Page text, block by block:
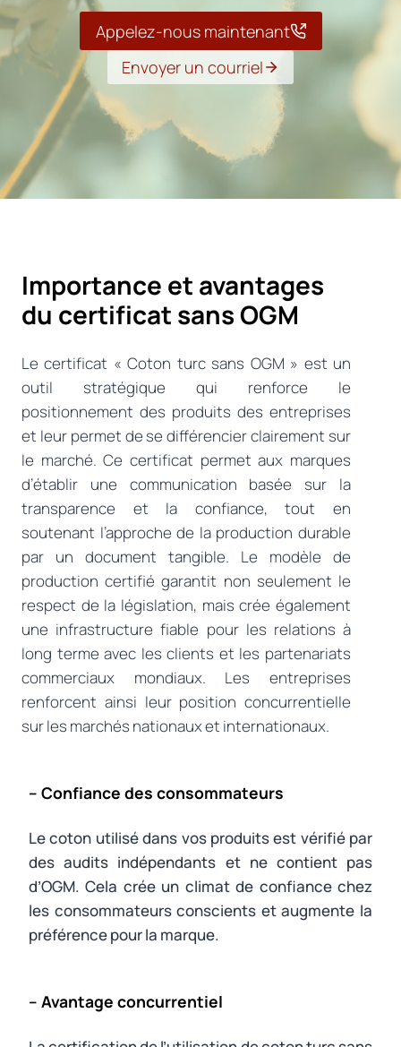
Appelez-nous maintenant
Envoyer un courriel
Importance et avantages
du certificat sans OGM
Le certificat « Coton turc sans OGM » est un
outil stratégique qui renforce le
positionnement des produits des entreprises
et leur permet de se différencier clairement sur
le marché. Ce certificat permet aux marques
d’établir une communication basée sur la
transparence et la confiance, tout en
soutenant l’approche de la production durable
par un document tangible. Le modèle de
production certifié garantit non seulement le
respect de la législation, mais crée également
une infrastructure fiable pour les relations à
long terme avec les clients et les partenariats
commerciaux mondiaux. Les entreprises
renforcent ainsi leur position concurrentielle
sur les marchés nationaux et internationaux.
– Confiance des consommateurs
Le coton utilisé dans vos produits est vérifié par
des audits indépendants et ne contient pas
d’OGM. Cela crée un climat de confiance chez
les consommateurs conscients et augmente la
préférence pour la marque.
– Avantage concurrentiel